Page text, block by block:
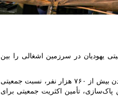
یهودیان در سرزمین اشغالی را بین
پس از تشکیل رژیم صهیونیستی، با قتل ۱۳ هزار فلسطینی و کوچاندن بیش از ۷۶۰ هزار نفر، نسبت جمعیتی
از این پاک‌سازی، تأمین اکثریت جمعیتی برای